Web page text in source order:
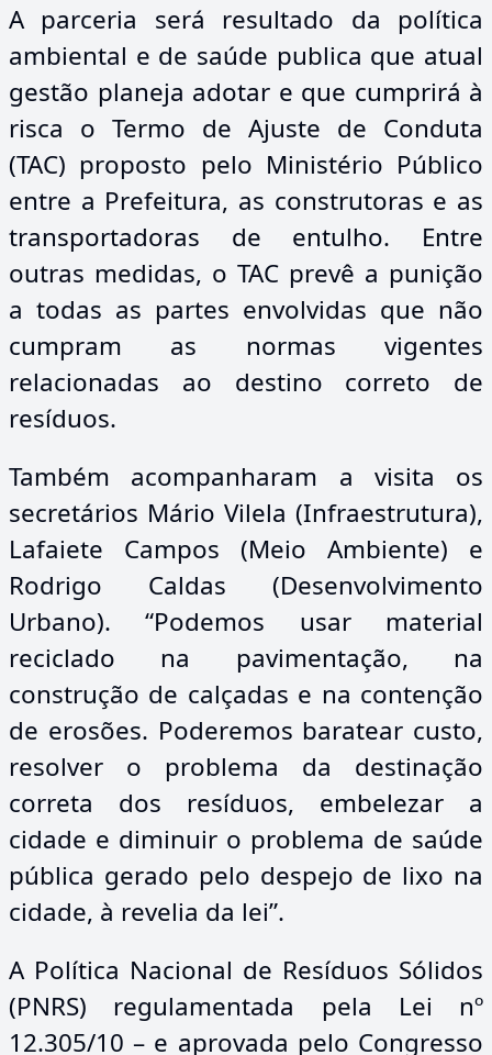
A parceria será resultado da política
ambiental e de saúde publica que atual
gestão planeja adotar e que cumprirá à
risca o Termo de Ajuste de Conduta
(TAC) proposto pelo Ministério Público
entre a Prefeitura, as construtoras e as
transportadoras de entulho. Entre
outras medidas, o TAC prevê a punição
a todas as partes envolvidas que não
cumpram as normas vigentes
relacionadas ao destino correto de
resíduos.
Também acompanharam a visita os
secretários Mário Vilela (Infraestrutura),
Lafaiete Campos (Meio Ambiente) e
Rodrigo Caldas (Desenvolvimento
Urbano). “Podemos usar material
reciclado na pavimentação, na
construção de calçadas e na contenção
de erosões. Poderemos baratear custo,
resolver o problema da destinação
correta dos resíduos, embelezar a
cidade e diminuir o problema de saúde
pública gerado pelo despejo de lixo na
cidade, à revelia da lei”.
A Política Nacional de Resíduos Sólidos
(PNRS) regulamentada pela Lei nº
12.305/10 – e aprovada pelo Congresso